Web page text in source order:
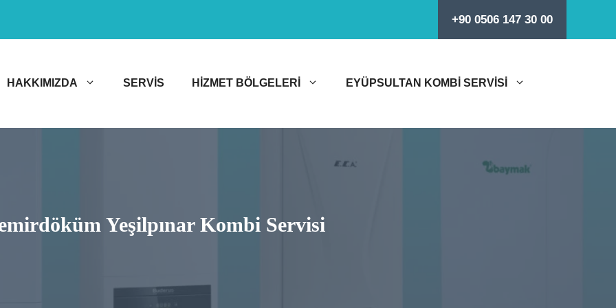
+90 0506 147 30 00
HAKKIMIZDA SERVIS HIZMET BÖLGELERI EYÜPSULTAN KOMBI SERVISI
Yeşilpınar Kombi Servisi